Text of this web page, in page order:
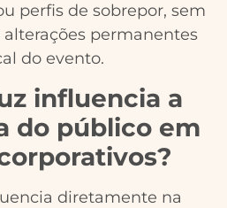
perfis de sobrepor, sem
permanentes
do evento.
influencia a
do público em
diretamente na